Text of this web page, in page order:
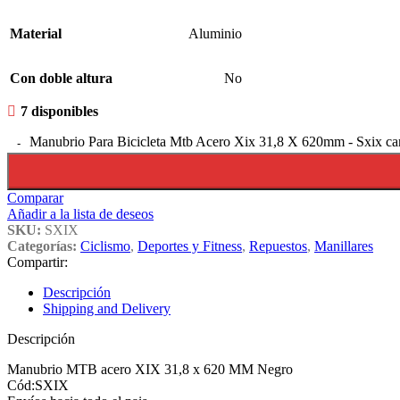
Material Aluminio
Con doble altura No
7 disponibles
Manubrio Para Bicicleta Mtb Acero Xix 31,8 X 620mm - Sxix
Comparar
Añadir a la lista de deseos
SKU: SXIX
Categorías: Ciclismo, Deportes y Fitness, Repuestos, Manillares
Compartir:
Descripción
Shipping and Delivery
Descripción
Manubrio MTB acero XIX 31,8 x 620 MM Negro
Cód:SXIX